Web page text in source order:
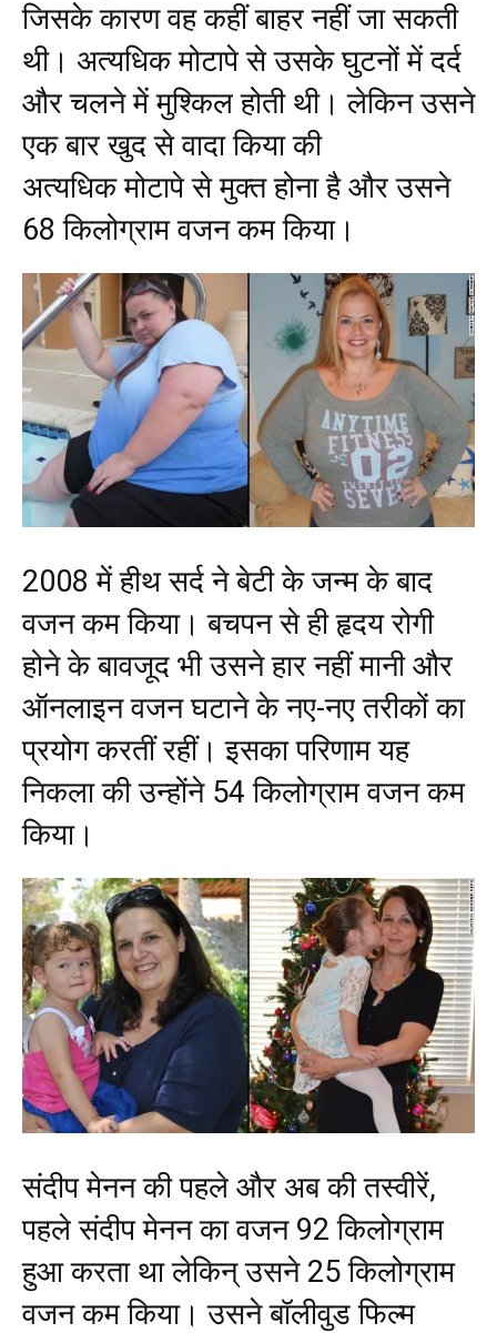
जिसके कारण वह कहीं बाहर नहीं जा सकती
थी। अत्यधिक मोटापे से उसके घुटनों में दर्द
और चलने में मुश्किल होती थी। लेकिन उसने
एक बार खुद से वादा किया की
अत्यधिक मोटापे से मुक्त होना है और उसने
68 किलोग्राम वजन कम किया।
2008 में हीथ सर्द ने बेटी के जन्म के बाद
वजन कम किया। बचपन से ही हृदय रोगी
होने के बावजूद भी उसने हार नहीं मानी और
ऑनलाइन वजन घटाने के नए-नए तरीकों का
प्रयोग करतीं रहीं। इसका परिणाम यह
निकला की उन्होंने 54 किलोग्राम वजन कम
किया।
संदीप मेनन की पहले और अब की तस्वीरें,
पहले संदीप मेनन का वजन 92 किलोग्राम
हुआ करता था लेकिन् उसने 25 किलोग्राम
वजन कम किया। उसने बॉलीवुड फिल्म